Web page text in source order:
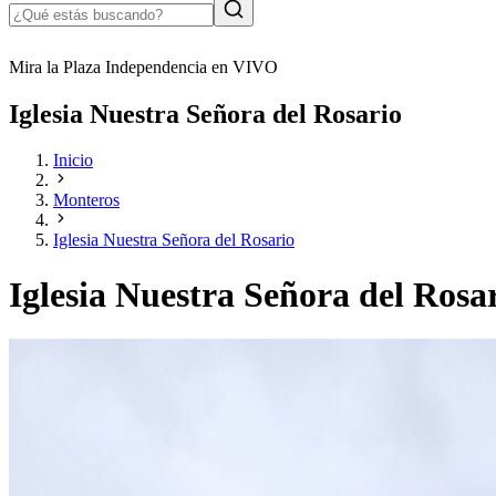
Mira la Plaza Independencia en VIVO
Iglesia Nuestra Señora del Rosario
Inicio
Monteros
Iglesia Nuestra Señora del Rosario
Iglesia Nuestra Señora del